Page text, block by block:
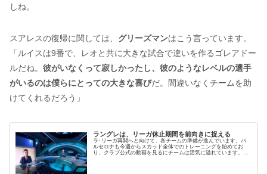
しね。
スアレスの復帰に関しては、 グリーズマンはこう言っています。
「ルイスは9番で、レオと共に大きな試合で違いを作るゴレアドー
ルだね。 彼がいなくって寂しかったし、彼のようなレベルの選手
がいるのは僕らにとっての大きな喜びだ。間違いなくチームを助
けてくれるだろう」
ラングレは、リーガ休止期間を前向きに捉える
ラ･リーガ再開へと向けて、各チームの準備が進んでいます。バ
ルセロナも今週からスカッド全体でのトレーニングを始めてお
り、クラブ公式の動画を見るにチームは活気に溢れています。コ